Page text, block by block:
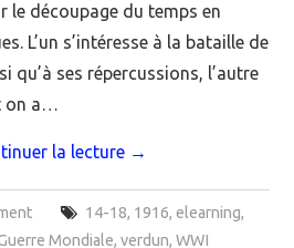
le découpage du temps en
L’un s’intéresse à la bataille de
qu’à ses répercussions, l’autre
on a…
la lecture →
14-18, 1916, elearning,
Mondiale,verdun,WWI